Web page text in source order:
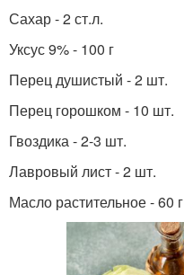
Сахар - 2 ст.л.
Уксус 9% - 100 г
Перец душистый - 2 шт.
Перец горошком - 10 шт.
Гвоздика - 2-3 шт.
Лавровый лист - 2 шт.
Масло растительное - 60 г